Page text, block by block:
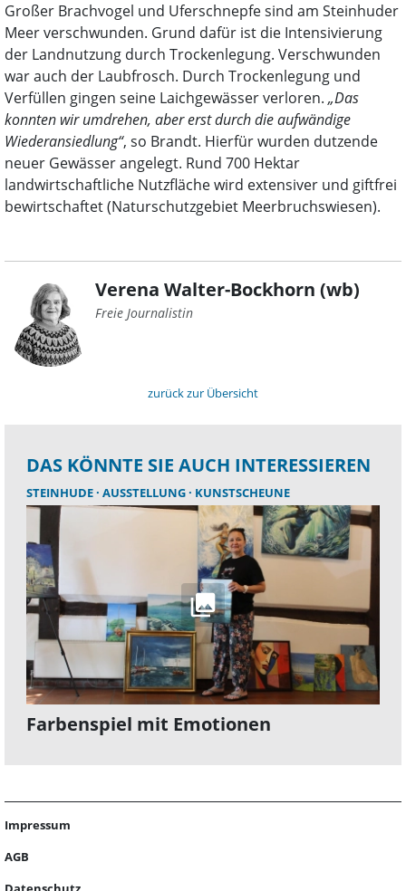
Großer Brachvogel und Uferschnepfe sind am Steinhuder
Meer verschwunden. Grund dafür ist die Intensivierung
der Landnutzung durch Trockenlegung. Verschwunden
war auch der Laubfrosch. Durch Trockenlegung und
Verfüllen gingen seine Laichgewässer verloren. „Das
konnten wir umdrehen, aber erst durch die aufwändige
Wiederansiedlung“, so Brandt. Hierfür wurden dutzende
neuer Gewässer angelegt. Rund 700 Hektar
landwirtschaftliche Nutzfläche wird extensiver und giftfrei
bewirtschaftet (Naturschutzgebiet Meerbruchswiesen).
Verena Walter-Bockhorn (wb)
Freie Journalistin
zurück zur Übersicht
DAS KÖNNTE SIE AUCH INTERESSIEREN
STEINHUDE AUSSTELLUNG KUNSTSCHEUNE
Farbenspiel mit Emotionen
Impressum
AGB